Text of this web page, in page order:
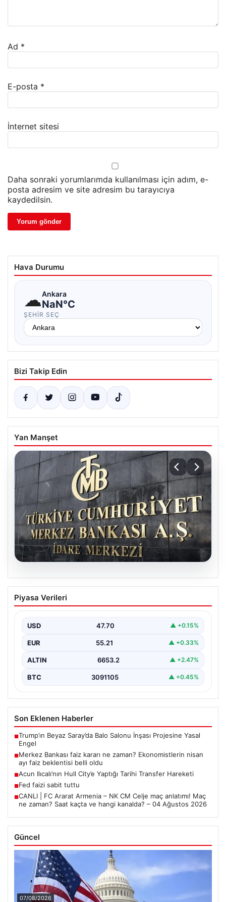
Ad *
E-posta *
İnternet sitesi
Daha sonraki yorumlarımda kullanılması için adım, e-
posta adresim ve site adresim bu tarayıcıya
kaydedilsin.
Hava Durumu
☁Ankara
NaN°C
ŞEHIR SEÇ
Bizi Takip Edin
Yan Manşet
Merkez Bankası faiz kararı ne zaman?
Ekonomistlerin nisan ayı faiz beklentisi
Piyasa Verileri
USD 47.70 ▲ +0.15%
EUR 55.21 ▲ +0.33%
ALTIN 6653.2 ▲ +2.47%
BTC 3091105 ▲ +0.45%
Son Eklenen Haberler
■Trump’ın Beyaz Saray’da Balo Salonu İnşası Projesine Yasal
Engel
■Merkez Bankası faiz kararı ne zaman? Ekonomistlerin nisan
ayı faiz beklentisi belli oldu
■Acun Ilıcalı’nın Hull City’e Yaptığı Tarihi Transfer Hareketi
■Fed faizi sabit tuttu
■CANLI | FC Ararat Armenia – NK CM Celje maç anlatımı! Maç
ne zaman? Saat kaçta ve hangi kanalda? – 04 Ağustos 2026
Güncel
07/08/2026